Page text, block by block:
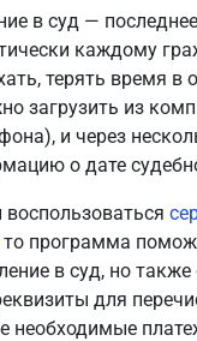
в суд —
каждому
терять время в
загрузить из
и через
о дате
воспользоваться
то программа
в суд, но также
для
необходимые